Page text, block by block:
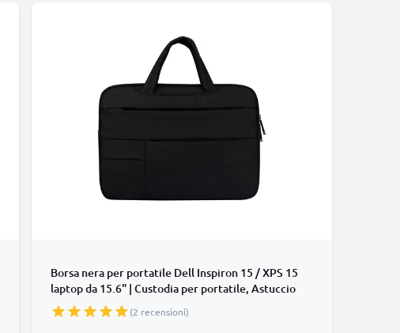
Borsa nera per portatile Dell Inspiron 15 / XPS 15
laptop da 15.6" | Custodia per portatile, Astuccio
per laptop
(2 recensioni)